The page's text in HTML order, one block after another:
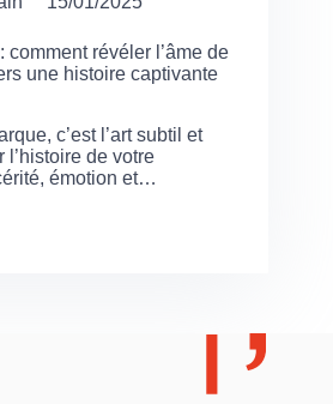
comment révéler l’âme de
une histoire captivante
c’est l’art subtil et
l’histoire de votre
émotion et…